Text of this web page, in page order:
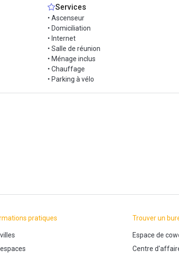
!
Services
• Ascenseur
• Domiciliation
• Internet
• Salle de réunion
• Ménage inclus
• Chauffage
• Parking à vélo
pratiques Trouver un
Espace de
Centre